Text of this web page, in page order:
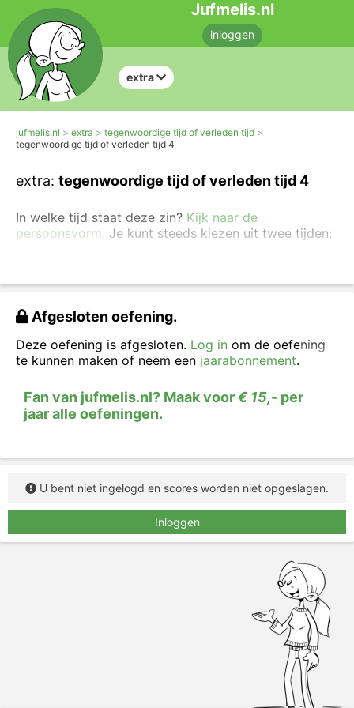
Jufmelis.nl
inloggen
extra
jufmelis.nl extra
tegenwoordige tijd of verleden tijd
tegenwoordige tijd of verleden tijd 4
extra: tegenwoordige tijd of verleden tijd 4
In welke tijd staat deze zin? Kijk naar de
persoonsvorm. Je kunt steeds kiezen uit twee tijden:
Kies bij elke zin de juiste tijd.
Afgesloten oefening.
Deze oefening is afgesloten. Log in om de oefening
te kunnen maken of neem een jaarabonnement.
Fan van jufmelis.nl? Maak voor€ 15,- per
jaar alle oefeningen.
U bent niet ingelogd en scores worden niet opgeslagen.
Inloggen